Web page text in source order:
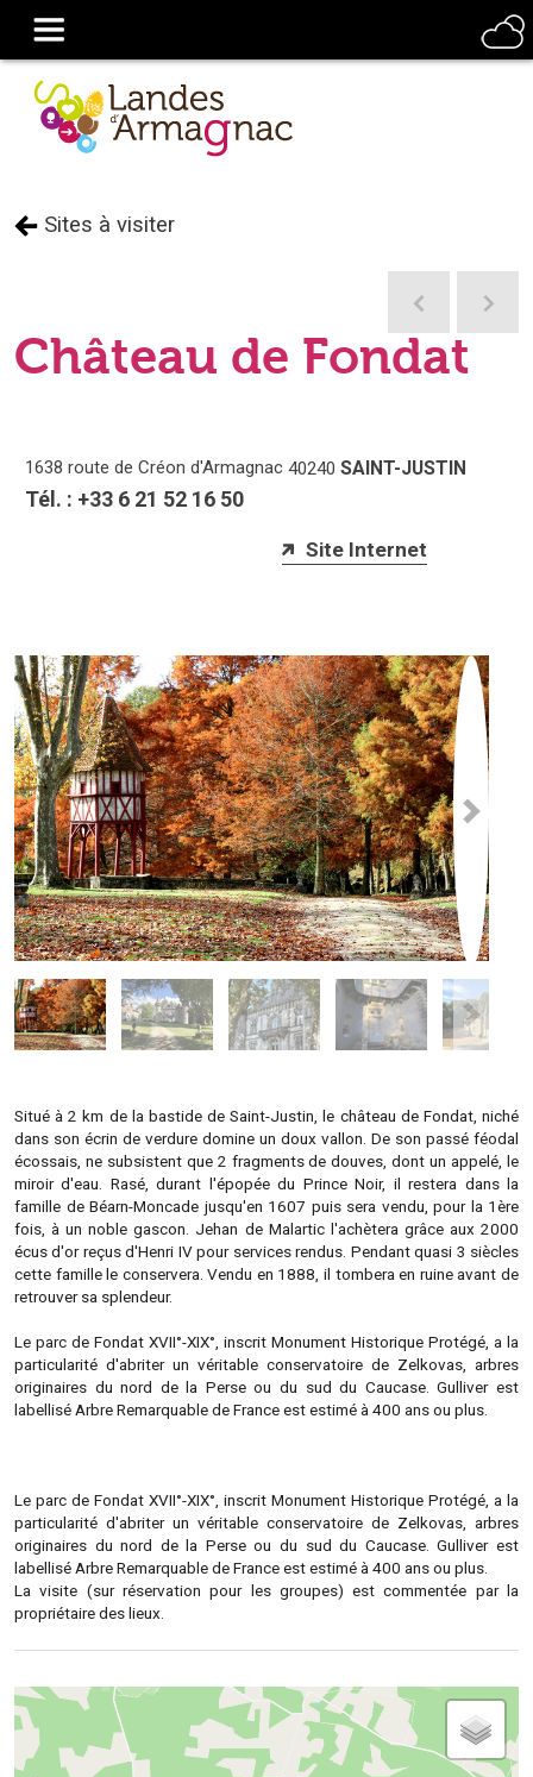
Sites à visiter
Château de Fondat
1638 route de Créon d'Armagnac 40240 SAINT-JUSTIN
Tél. : +33 6 21 52 16 50
Site Internet
Situé à 2 km de la bastide de Saint-Justin, le château de Fondat, niché
dans son écrin de verdure domine un doux vallon. De son passé féodal
écossais, ne subsistent que 2 fragments de douves, dont un appelé, le
miroir d'eau. Rasé, durant l'épopée du Prince Noir, il restera dans la
famille de Béarn-Moncade jusqu'en 1607 puis sera vendu, pour la 1ère
fois, à un noble gascon. Jehan de Malartic l'achètera grâce aux 2000
écus d'or reçus d'Henri IV pour services rendus. Pendant quasi 3 siècles
cette famille le conservera. Vendu en 1888, il tombera en ruine avant de
retrouver sa splendeur.
Le parc de Fondat XVII°-XIX°, inscrit Monument Historique Protégé, a la
particularité d'abriter un véritable conservatoire de Zelkovas, arbres
originaires du nord de la Perse ou du sud du Caucase. Gulliver est
labellisé Arbre Remarquable de France est estimé à 400 ans ou plus.
Le parc de Fondat XVII°-XIX°, inscrit Monument Historique Protégé, a la
particularité d'abriter un véritable conservatoire de Zelkovas, arbres
originaires du nord de la Perse ou du sud du Caucase. Gulliver est
labellisé Arbre Remarquable de France est estimé à 400 ans ou plus.
La visite (sur réservation pour les groupes) est commentée par la
propriétaire des lieux.